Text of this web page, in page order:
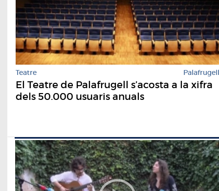
Teatre Palafrugell
El Teatre de Palafrugell s’acosta a la xifra
dels 50.000 usuaris anuals